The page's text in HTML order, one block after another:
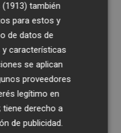
también
para estos y
de datos de
características
se aplican
proveedores
legítimo en
derecho a
de publicidad.